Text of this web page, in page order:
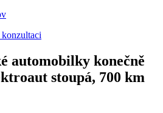
automobilky konečně
stoupá, 700 km